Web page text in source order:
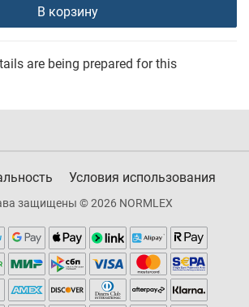
В корзину
are being prepared for this
Условия использования
защищены © 2026 NORMLEX